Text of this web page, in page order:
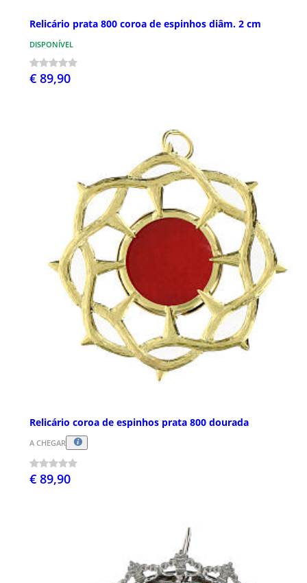
Relicário prata 800 coroa de espinhos diâm. 2 cm
DISPONÍVEL
€ 89,90
Relicário coroa de espinhos prata 800 dourada
A CHEGAR
€ 89,90